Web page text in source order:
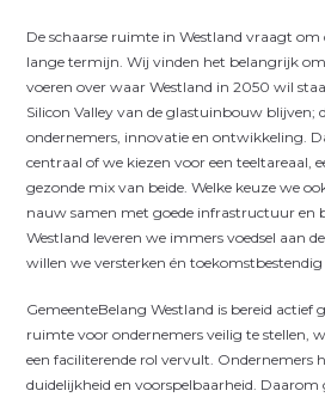
De schaarse ruimte in Westland vraagt om
lange termijn. Wij vinden het belangrijk
voeren over waar Westland in 2050 wil
Silicon Valley van de glastuinbouw
ondernemers, innovatie en ontwikkeling.
centraal of we kiezen voor een teeltareaal,
gezonde mix van beide. Welke keuze we
nauw samen met goede infrastructuur en
Westland leveren we immers voedsel aan
willen we versterken én toekomstbestendig
GemeenteBelang Westland is bereid actief
ruimte voor ondernemers veilig te stellen,
een faciliterende rol vervult. Ondernemers
duidelijkheid en voorspelbaarheid.